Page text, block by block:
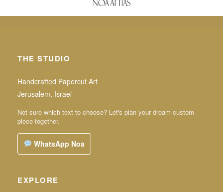
THE STUDIO
Handcrafted Papercut Art
Jerusalem, Israel
Not sure which text to choose? Let's plan your dream custom
piece together.
WhatsApp Noa
EXPLORE